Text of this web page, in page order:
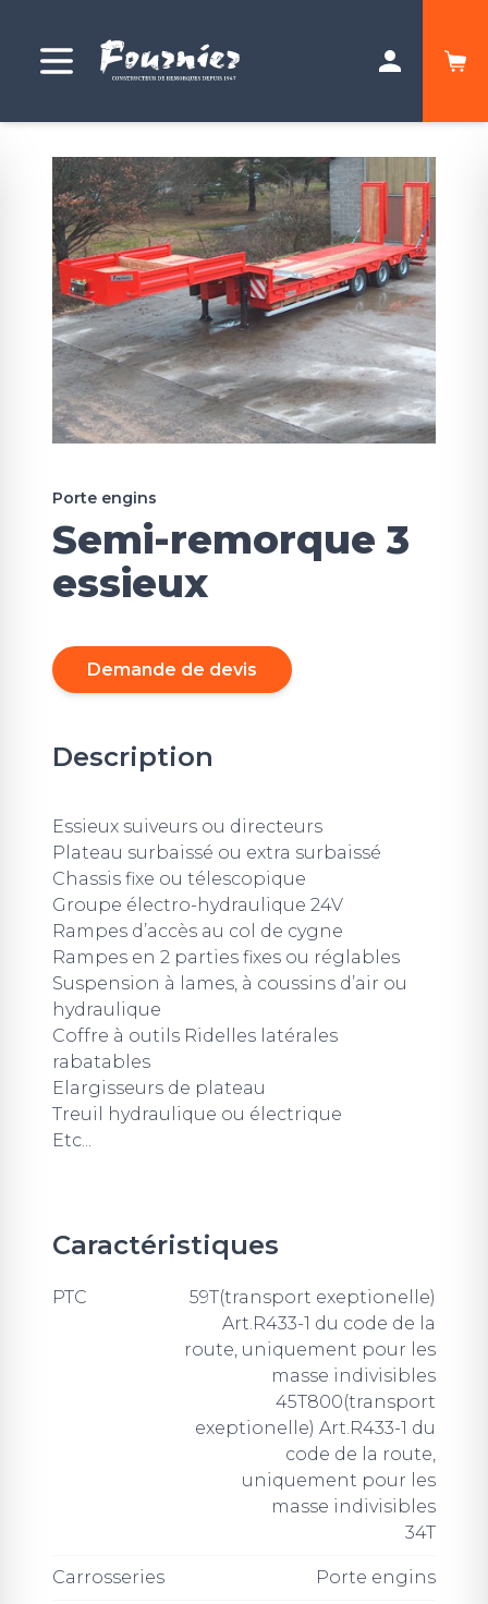
Porte engins
Semi-remorque 3
essieux
Demande de devis
Description
Essieux suiveurs ou directeurs
Plateau surbaissé ou extra surbaissé
Chassis fixe ou télescopique
Groupe électro-hydraulique 24V
Rampes d’accès au col de cygne
Rampes en 2 parties fixes ou réglables
Suspension à lames, à coussins d’air ou
hydraulique
Coffre à outils Ridelles latérales
rabatables
Elargisseurs de plateau
Treuil hydraulique ou électrique
Etc...
Caractéristiques
PTC
59T(transport exeptionelle)
Art.R433-1 du code de la
route, uniquement pour les
masse indivisibles
45T800(transport
exeptionelle) Art.R433-1 du
code de la route,
uniquement pour les
masse indivisibles
34T
Carrosseries Porte engins